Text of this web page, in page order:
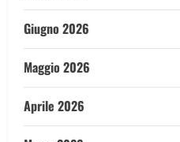
Giugno 2026
Maggio 2026
Aprile 2026